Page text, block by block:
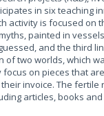
in six teaching
activity is focused on
painted in
and the third
two worlds, which
on pieces that
invoice. The
articles, books